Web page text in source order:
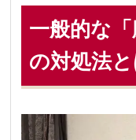
一般的な「
の対処法